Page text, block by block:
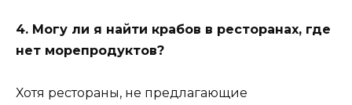
4. Могу ли я найти крабов в ресторанах, где
нет морепродуктов?
Хотя рестораны, не предлагающие